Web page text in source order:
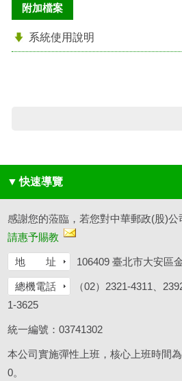
附加檔案
系統使用說明
▼ 快速導覽
感謝您的蒞臨，若您對中華郵政(股)公
請惠予賜教
地 址 106409 臺北市大安區
總機電話
（02）2321-4311、
1-3625
統一編號：03741302
本公司實施彈性上班，核心上班時間
0。